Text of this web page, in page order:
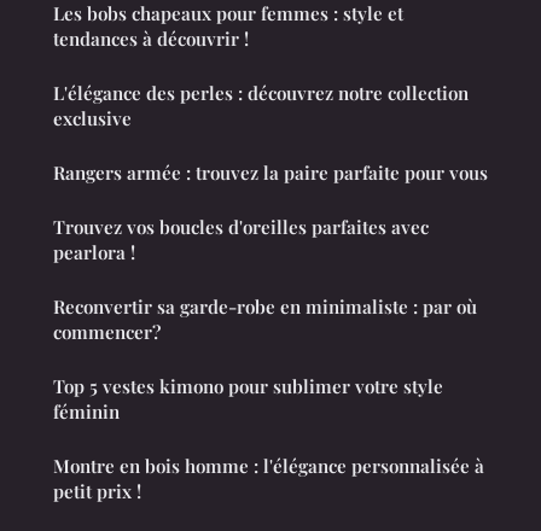
Les bobs chapeaux pour femmes : style et
tendances à découvrir !
L'élégance des perles : découvrez notre collection
exclusive
Rangers armée : trouvez la paire parfaite pour vous
Trouvez vos boucles d'oreilles parfaites avec
pearlora !
Reconvertir sa garde-robe en minimaliste : par où
commencer?
Top 5 vestes kimono pour sublimer votre style
féminin
Montre en bois homme : l'élégance personnalisée à
petit prix !